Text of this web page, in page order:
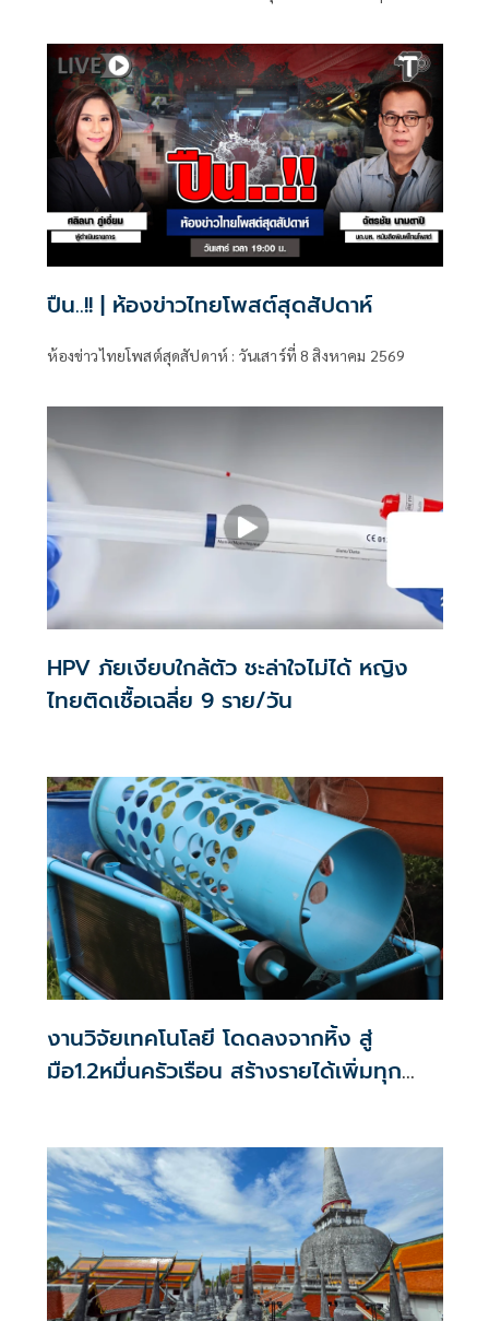
ปืน..!! | ห้องข่าวไทยโพสต์สุดสัปดาห์
ห้องข่าวไทยโพสต์สุดสัปดาห์ : วันเสาร์ที่ 8 สิงหาคม 2569
HPV ภัยเงียบใกล้ตัว ชะล่าใจไม่ได้ หญิง
ไทยติดเชื้อเฉลี่ย 9 ราย/วัน
งานวิจัยเทคโนโลยี โดดลงจากหิ้ง สู่
มือ1.2หมื่นครัวเรือน สร้างรายได้เพิ่มทุก